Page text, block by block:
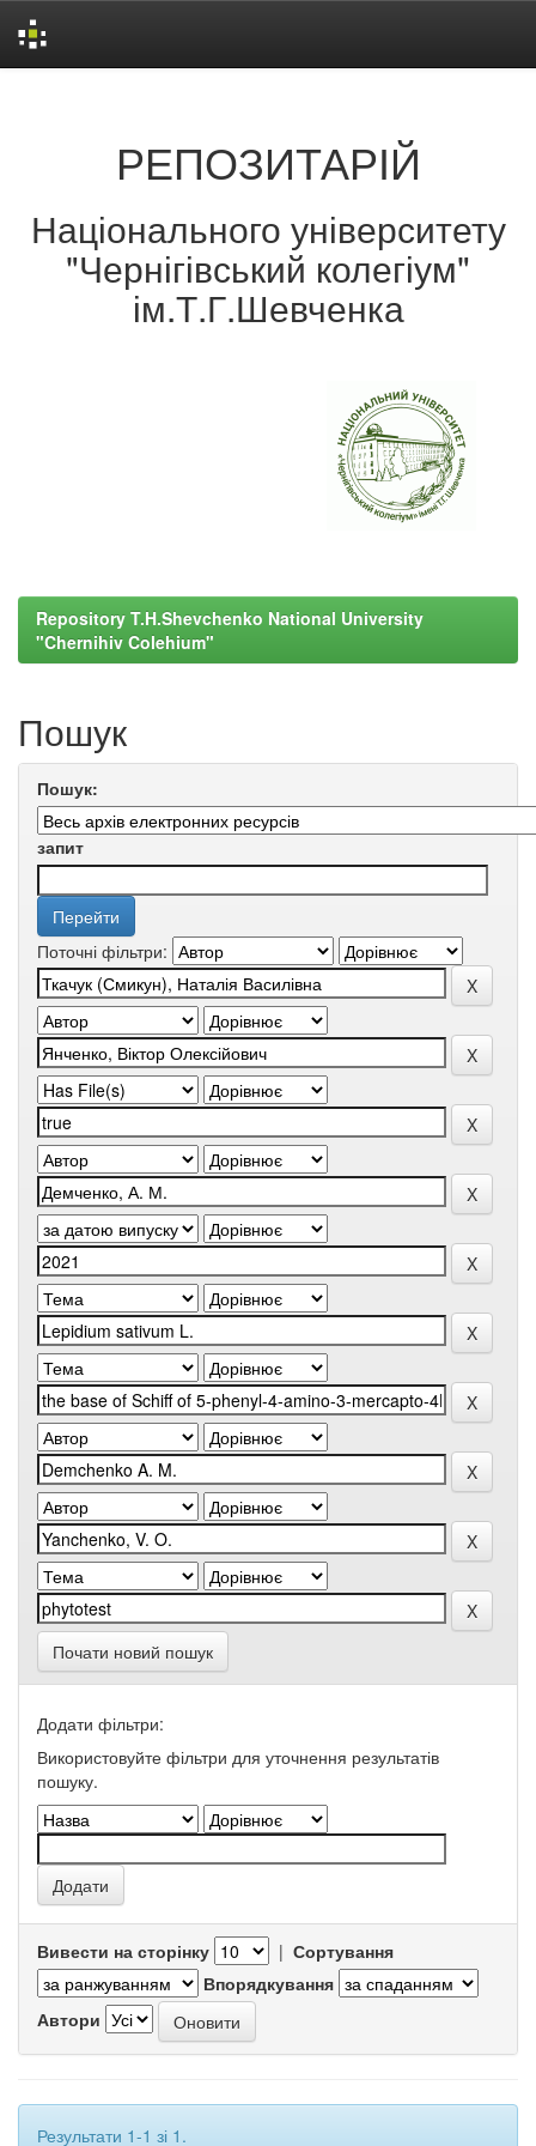
РЕПОЗИТАРІЙ
Національного університету
"Чернігівський колегіум"
ім.Т.Г.Шевченка
Repository T.H.Shevchenko National University
"Chernihiv Colehium"
Пошук
Пошук:
запит
Поточні фільтри:
Почати новий пошук
Додати фільтри:
Використовуйте фільтри для уточнення результатів
пошуку.
Вивести на сторінку | Сортування
Впорядкування
Автори
Результати 1-1 зі 1.